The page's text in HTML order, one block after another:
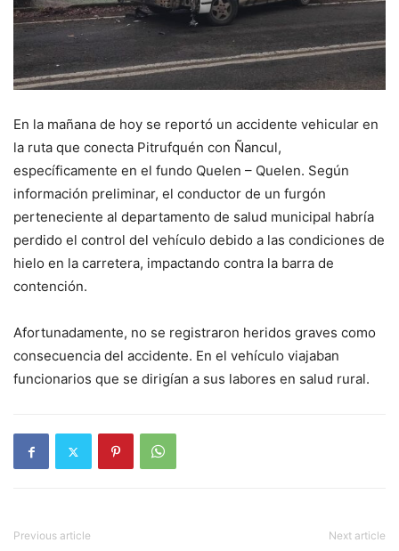
En la mañana de hoy se reportó un accidente vehicular en
la ruta que conecta Pitrufquén con Ñancul,
específicamente en el fundo Quelen – Quelen. Según
información preliminar, el conductor de un furgón
perteneciente al departamento de salud municipal habría
perdido el control del vehículo debido a las condiciones de
hielo en la carretera, impactando contra la barra de
contención.
Afortunadamente, no se registraron heridos graves como
consecuencia del accidente. En el vehículo viajaban
funcionarios que se dirigían a sus labores en salud rural.
Previous article Next article